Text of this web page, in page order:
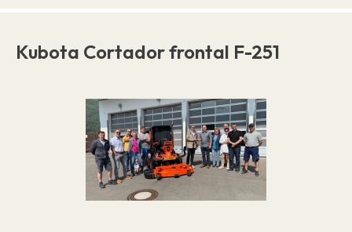
Kubota Cortador frontal F-251